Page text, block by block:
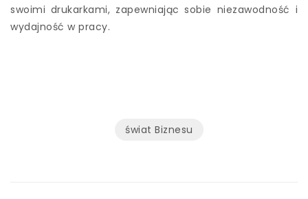
swoimi drukarkami, zapewniając sobie niezawodność i
wydajność w pracy.
świat Biznesu